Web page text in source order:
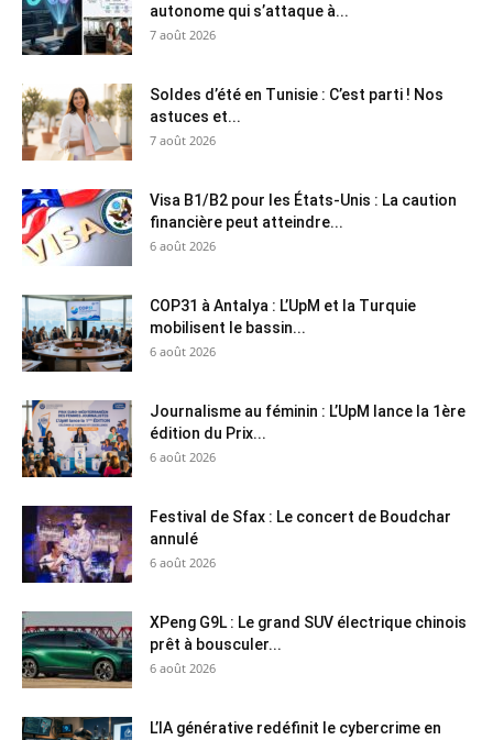
autonome qui s’attaque à...
7 août 2026
Soldes d’été en Tunisie : C’est parti ! Nos
astuces et...
7 août 2026
Visa B1/B2 pour les États-Unis : La caution
financière peut atteindre...
6 août 2026
COP31 à Antalya : L’UpM et la Turquie
mobilisent le bassin...
6 août 2026
Journalisme au féminin : L’UpM lance la 1ère
édition du Prix...
6 août 2026
Festival de Sfax : Le concert de Boudchar
annulé
6 août 2026
XPeng G9L : Le grand SUV électrique chinois
prêt à bousculer...
6 août 2026
L’IA générative redéfinit le cybercrime en